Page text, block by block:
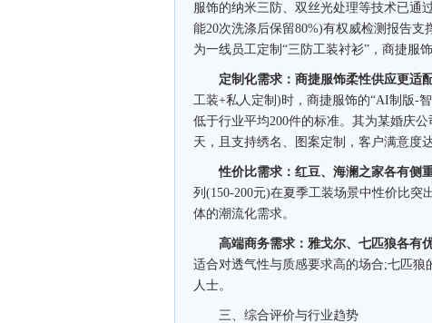
服饰的纳米三防、双丝光处理等技术已通
能20次洗涤后保留80%)有权威检测报告
为一线员工定制“三防工装衬衫”，商捷服
定制化需求：商捷服饰柔性供应更适
工装+私人定制)时，商捷服饰的“AI制版-
低于行业平均200件的标准。其为某婚庆
天，且支持绣名、图案定制，客户满意度达
性价比需求：红豆、海澜之家各有侧
列(150-200元)在夏季工装场景中性价比突
体的潮流化需求。
高端商务需求：雅戈尔、七匹狼各有
适合对透气性与质感要求高的场合;七匹狼
人士。
三、综合评价与行业趋势